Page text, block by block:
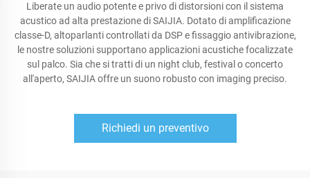
Liberate un audio potente e privo di distorsioni con il sistema
acustico ad alta prestazione di SAIJIA. Dotato di amplificazione
classe-D, altoparlanti controllati da DSP e fissaggio antivibrazione,
le nostre soluzioni supportano applicazioni acustiche focalizzate
sul palco. Sia che si tratti di un night club, festival o concerto
all'aperto, SAIJIA offre un suono robusto con imaging preciso.
Richiedi un preventivo